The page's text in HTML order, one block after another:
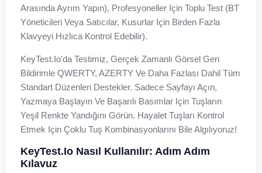
Arasında Ayrım Yapın), Profesyoneller Için Toplu Test (BT
Yöneticileri Veya Satıcılar, Kusurlar Için Birden Fazla
Klavyeyi Hızlıca Kontrol Edebilir).
KeyTest.io'da Testimiz, Gerçek Zamanlı Görsel Geri
Bildirimle QWERTY, AZERTY Ve Daha Fazlası Dahil Tüm
Standart Düzenleri Destekler. Sadece Sayfayı Açın,
Yazmaya Başlayın Ve Başarılı Basımlar Için Tuşların
Yeşil Renkte Yandığını Görün. Hayalet Tuşları Kontrol
Etmek Için Çoklu Tuş Kombinasyonlarını Bile Algılıyoruz!
KeyTest.io Nasıl Kullanılır: Adım Adım
Kılavuz